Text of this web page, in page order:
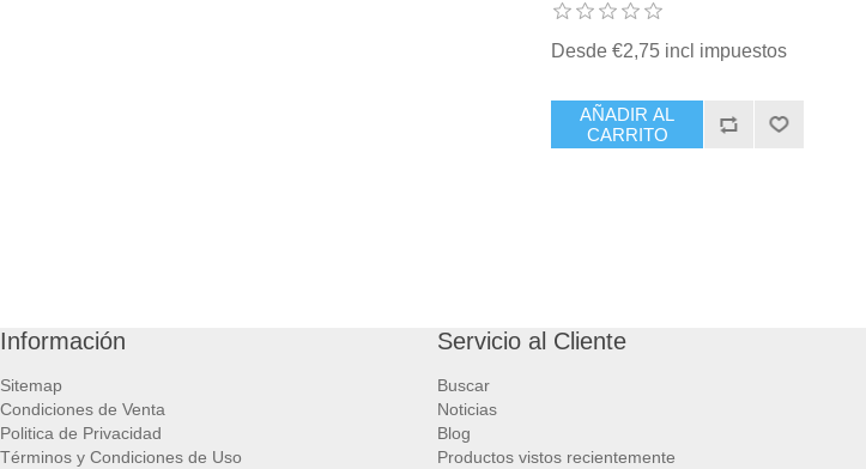
Desde €2,75 incl impuestos
AÑADIR AL
CARRITO
Información
Sitemap
Condiciones de Venta
Politica de Privacidad
Términos y Condiciones de Uso
Servicio al Cliente
Buscar
Noticias
Blog
Productos vistos recientemente